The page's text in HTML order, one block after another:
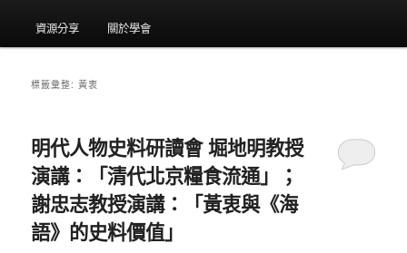
資源分享 關於學會
標籤彙整:黃衷
明代人物史料研讀會 堀地明教授
演講：「清代北京糧食流通」；
謝忠志教授演講：「黃衷與《海
語》的史料價值」